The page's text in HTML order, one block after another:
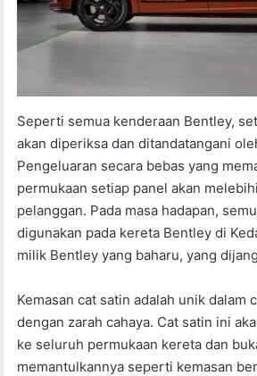
Seperti semua kenderaan Bentley,
akan diperiksa dan ditandatangani
Pengeluaran secara bebas yang
permukaan setiap panel akan
pelanggan. Pada masa hadapan,
digunakan pada kereta Bentley di
milik Bentley yang baharu, yang
Kemasan cat satin adalah unik dalam
dengan zarah cahaya. Cat satin ini
ke seluruh permukaan kereta dan
memantulkannya seperti kemasan